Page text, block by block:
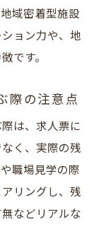
域密着型施設
ョン力や、地
です。
際の注意点
は、求人票に
く、実際の残
職場見学の際
リングし、残
などリアルな